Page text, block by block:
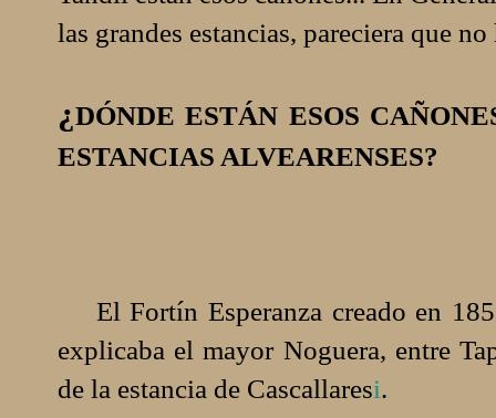
las grandes estancias, pareciera que
¿DÓNDE ESTÁN ESOS
ESTANCIAS ALVEARENSES?
El Fortín Esperanza creado en
explicaba el mayor Noguera, entre
de la estancia de Cascallaresi.